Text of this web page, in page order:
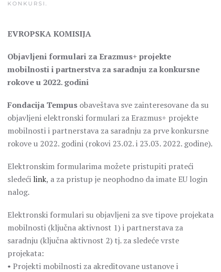
KONKURSI .
EVROPSKA KOMISIJA
Objavljeni formulari za Erazmus+ projekte
mobilnosti i partnerstva za saradnju za konkursne
rokove u 2022. godini
Fondacija Tempus obaveštava sve zainteresovane da su
objavljeni elektronski formulari za Erazmus+ projekte
mobilnosti i partnerstava za saradnju za prve konkursne
rokove u 2022. godini (rokovi 23.02. i 23.03. 2022. godine).
Elektronskim formularima možete pristupiti prateći
sledeći link, a za pristup je neophodno da imate EU login
nalog.
Elektronski formulari su objavljeni za sve tipove projekata
mobilnosti (ključna aktivnost 1) i partnerstava za
saradnju (ključna aktivnost 2) tj. za sledeće vrste
projekata:
• Projekti mobilnosti za akreditovane ustanove i